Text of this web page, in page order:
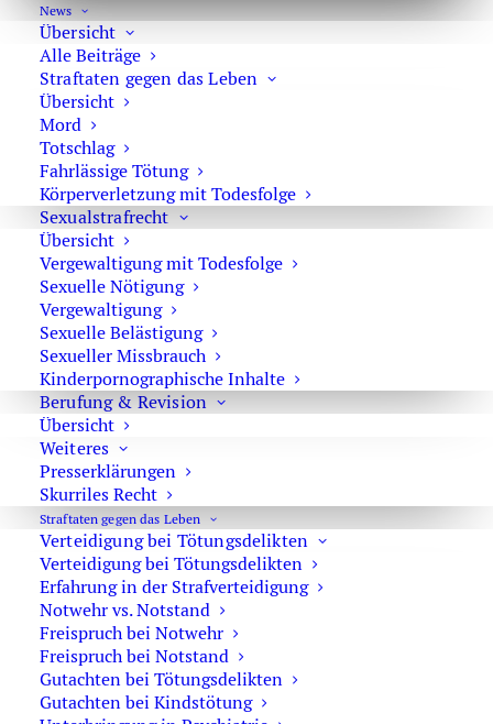
News
Übersicht
Alle Beiträge
Straftaten gegen das Leben
Übersicht
Mord
Totschlag
Fahrlässige Tötung
Körperverletzung mit Todesfolge
Sexualstrafrecht
Übersicht
Vergewaltigung mit Todesfolge
Sexuelle Nötigung
Vergewaltigung
Sexuelle Belästigung
Sexueller Missbrauch
Kinderpornographische Inhalte
Berufung & Revision
Übersicht
Weiteres
Presserklärungen
Skurriles Recht
Straftaten gegen das Leben
Verteidigung bei Tötungsdelikten
Verteidigung bei Tötungsdelikten
Erfahrung in der Strafverteidigung
Notwehr vs. Notstand
Freispruch bei Notwehr
Freispruch bei Notstand
Gutachten bei Tötungsdelikten
Gutachten bei Kindstötung
diejenigen Täter sein, zu denen die
Jugendlichen in einem Abhängigkeitsverhältnis
stehen.
Deal vor Gericht bei Sexualdelikten
Sexueller Missbrauch unter
Ausnutzung einer Amtsstellung
Sexuellem Missbrauch von
Jugendlichen
Sexueller Missbrauch von
Schutzbefohlenen